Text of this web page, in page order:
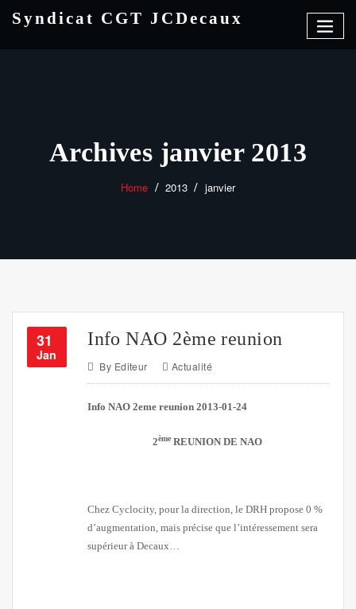
Syndicat CGT JCDecaux
Archives janvier 2013
Home 2013 janvier
31
Jan
Info NAO 2ème reunion
By Editeur Actualité
Info NAO 2eme reunion 2013-01-24
2èmeREUNION DE NAO
Chez Cyclocity, pour la direction, le DRH propose 0 %
d’augmentation, mais précise que l’intéressement sera
supérieur à Decaux…